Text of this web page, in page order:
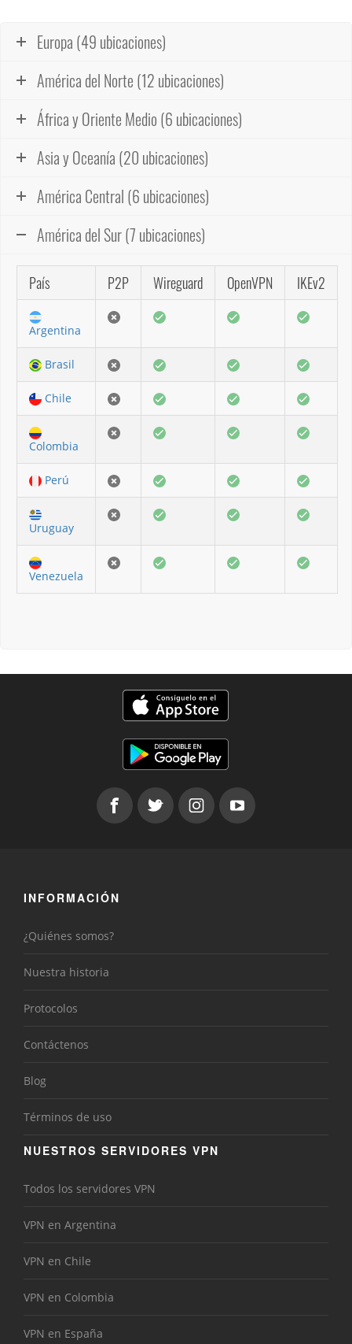
Europa (49 ubicaciones)
América del Norte (12 ubicaciones)
África y Oriente Medio (6 ubicaciones)
Asia y Oceanía (20 ubicaciones)
América Central (6 ubicaciones)
América del Sur (7 ubicaciones)
País P2P Wireguard OpenVPN IKEv2
Argentina
Brasil
Chile
Colombia
Perú
Uruguay
Venezuela
INFORMACIÓN
¿Quiénes somos?
Nuestra historia
Protocolos
Contáctenos
Blog
Términos de uso
NUESTROS SERVIDORES VPN
Todos los servidores VPN
VPN en Argentina
VPN en Chile
VPN en Colombia
VPN en España